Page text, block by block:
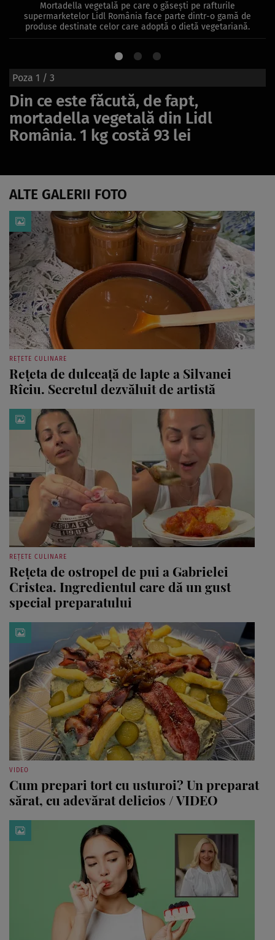
Mortadella vegetală pe care o găsești pe rafturile
supermarketelor Lidl România face parte dintr-o gamă de
produse destinate celor care adoptă o dietă vegetariană.
Poza 1 / 3
Din ce este făcută, de fapt,
mortadella vegetală din Lidl
România. 1 kg costă 93 lei
ALTE GALERII FOTO
REȚETE CULINARE
Rețeta de dulceață de lapte a Silvanei
Rîciu. Secretul dezvăluit de artistă
REȚETE CULINARE
Rețeta de ostropel de pui a Gabrielei
Cristea. Ingredientul care dă un gust
special preparatului
VIDEO
Cum prepari tort cu usturoi? Un preparat
sărat, cu adevărat delicios / VIDEO